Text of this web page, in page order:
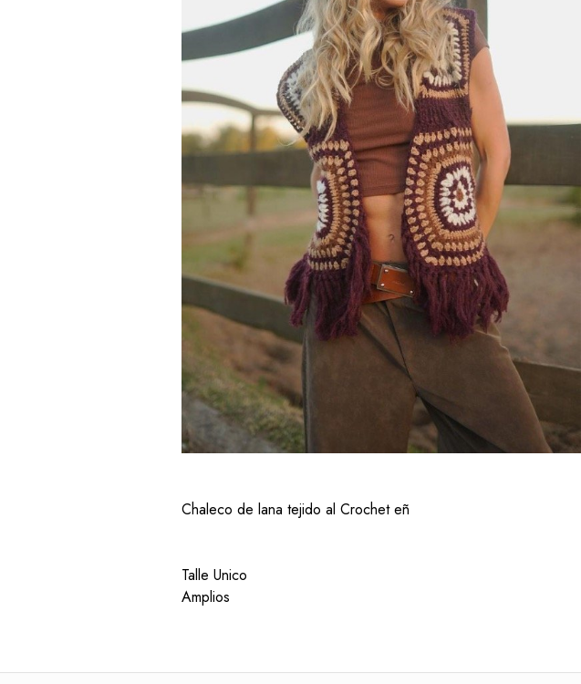
Chaleco de lana tejido al Crochet eñ
Talle Unico
Amplios